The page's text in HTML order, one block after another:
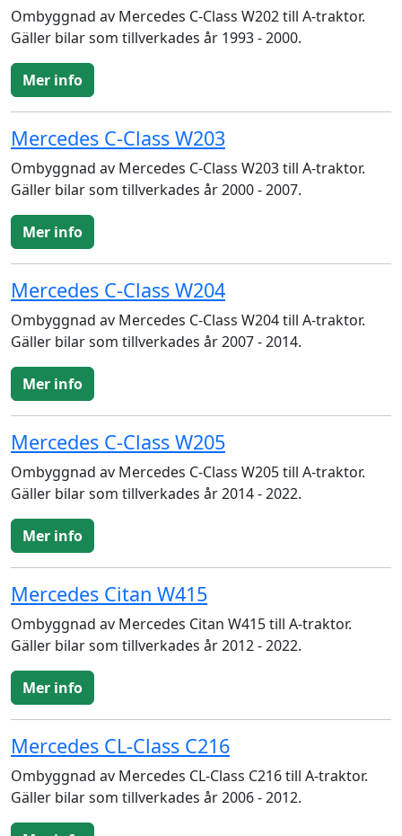
Ombyggnad av Mercedes C-Class W202 till A-traktor.
Gäller bilar som tillverkades år 1993 - 2000.
Mer info
Mercedes C-Class W203
Ombyggnad av Mercedes C-Class W203 till A-traktor.
Gäller bilar som tillverkades år 2000 - 2007.
Mer info
Mercedes C-Class W204
Ombyggnad av Mercedes C-Class W204 till A-traktor.
Gäller bilar som tillverkades år 2007 - 2014.
Mer info
Mercedes C-Class W205
Ombyggnad av Mercedes C-Class W205 till A-traktor.
Gäller bilar som tillverkades år 2014 - 2022.
Mer info
Mercedes Citan W415
Ombyggnad av Mercedes Citan W415 till A-traktor.
Gäller bilar som tillverkades år 2012 - 2022.
Mer info
Mercedes CL-Class C216
Ombyggnad av Mercedes CL-Class C216 till A-traktor.
Gäller bilar som tillverkades år 2006 - 2012.